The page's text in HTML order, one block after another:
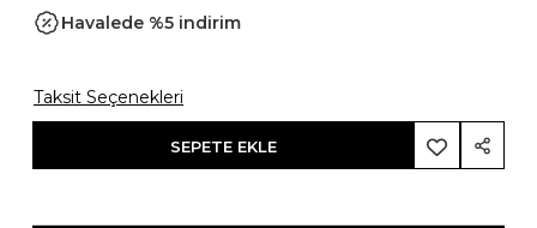
Havalede %5 indirim
Taksit Seçenekleri
SEPETE EKLE